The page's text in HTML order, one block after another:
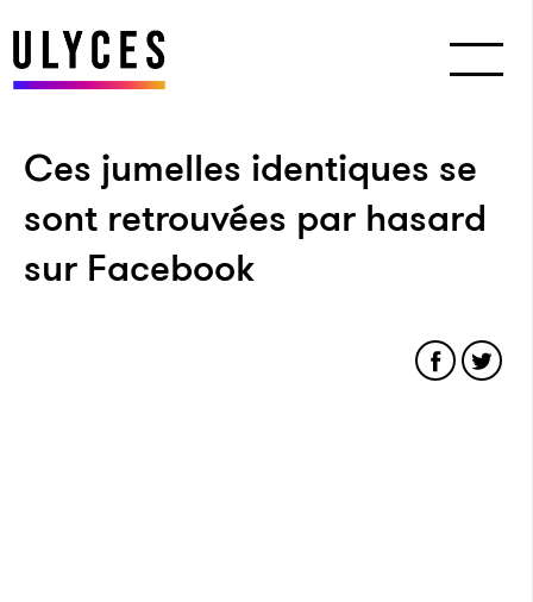
Ces jumelles identiques se
sont retrouvées par hasard
sur Facebook